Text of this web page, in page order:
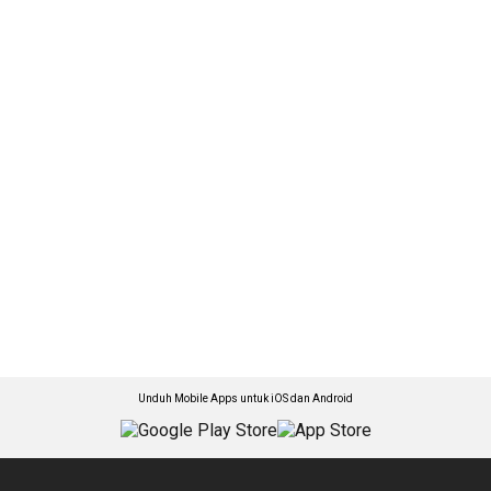
Unduh Mobile Apps untuk iOS dan Android